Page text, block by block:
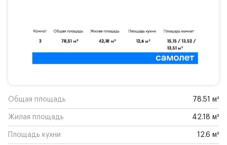
Общая площадь 78.51 м²
Жилая площадь 42.18 м²
Площадь кухни 12.6 м²